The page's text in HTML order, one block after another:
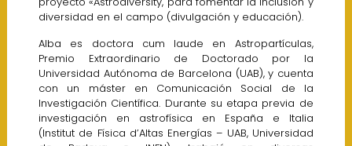
diversidad en el campo (divulgación y educación).
Alba es doctora cum laude en Astropartículas,
Premio Extraordinario de Doctorado por la
Universidad Autónoma de Barcelona (UAB), y cuenta
con un máster en Comunicación Social de la
Investigación Científica. Durante su etapa previa de
investigación en astrofísica en España e Italia
(Institut de Física d’Altas Energías – UAB, Universidad